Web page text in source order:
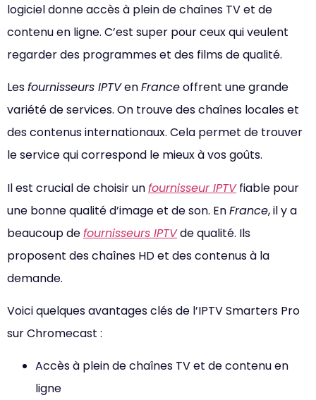
logiciel donne accès à plein de chaînes TV et de
contenu en ligne. C’est super pour ceux qui veulent
regarder des programmes et des films de qualité.
Lesfournisseurs IPTVenFranceoffrent une grande
variété de services. On trouve des chaînes locales et
des contenus internationaux. Cela permet de trouver
le service qui correspond le mieux à vos goûts.
Il est crucial de choisir unfournisseur IPTVfiable pour
une bonne qualité d’image et de son. EnFrance, il y a
beaucoup defournisseurs IPTVde qualité. Ils
proposent des chaînes HD et des contenus à la
demande.
Voici quelques avantages clés de l’IPTV Smarters Pro
sur Chromecast :
Accès à plein de chaînes TV et de contenu en
ligne